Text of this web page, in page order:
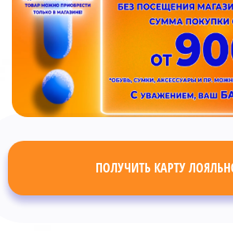
ПОЛУЧИТЬ КАРТУ